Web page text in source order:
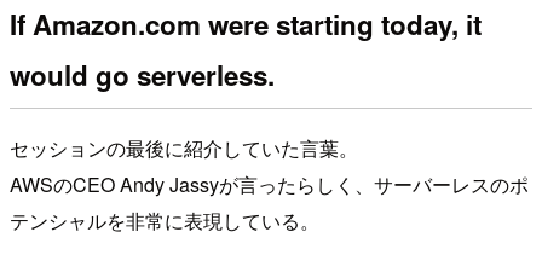
If Amazon.com were starting today, it
would go serverless.
セッションの最後に紹介していた言葉。
AWSのCEO Andy Jassyが言ったらしく、サーバーレスのポ
テンシャルを非常に表現している。